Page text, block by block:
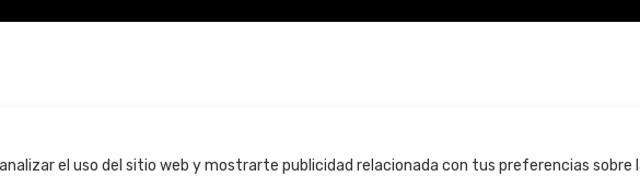
La empresa Términos y condiciones
el uso del sitio web y mostrarte publicidad relacionada con tus preferencias